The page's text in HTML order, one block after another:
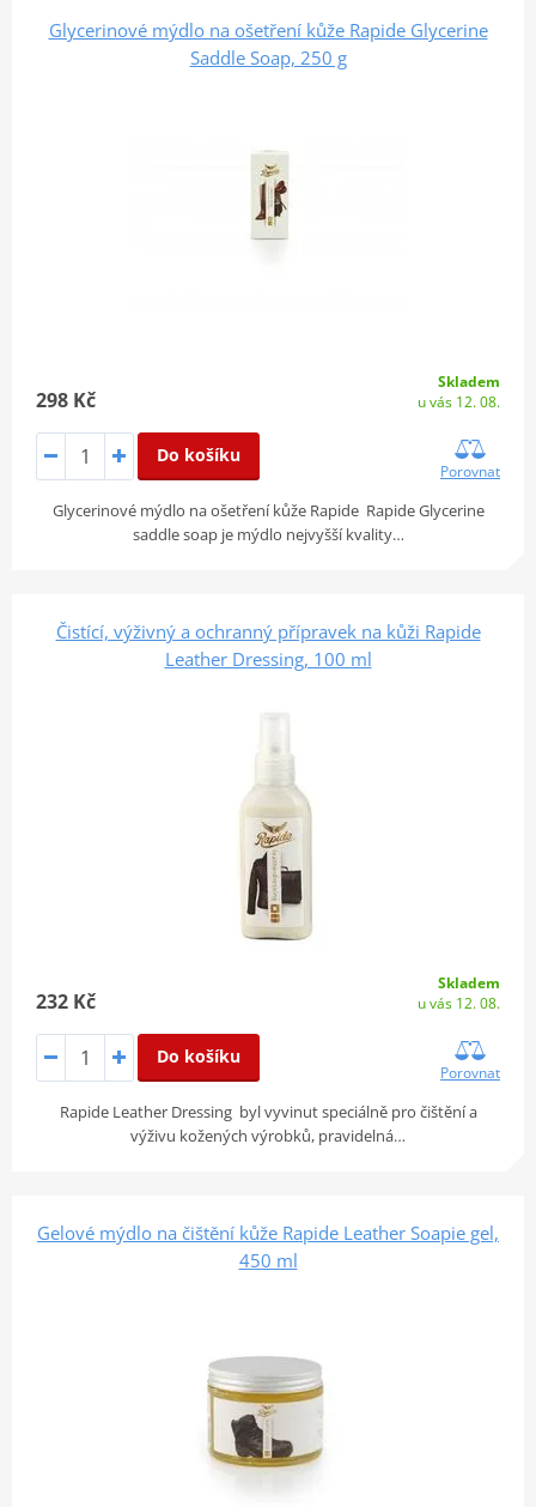
Glycerinové mýdlo na ošetření kůže Rapide Glycerine
Saddle Soap, 250 g
298 Kč
Skladem
u vás 12. 08.
Do košíku
Porovnat
Glycerinové mýdlo na ošetření kůže Rapide Rapide Glycerine
saddle soap je mýdlo nejvyšší kvality…
Čistící, výživný a ochranný přípravek na kůži Rapide
Leather Dressing, 100 ml
232 Kč
Skladem
u vás 12. 08.
Do košíku
Porovnat
Rapide Leather Dressing byl vyvinut speciálně pro čištění a
výživu kožených výrobků, pravidelná…
Gelové mýdlo na čištění kůže Rapide Leather Soapie gel,
450 ml